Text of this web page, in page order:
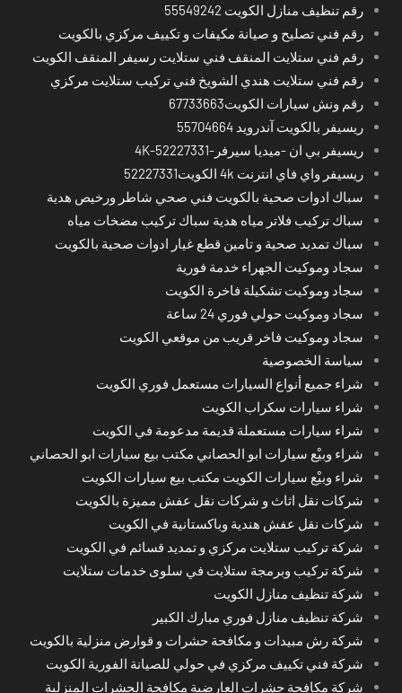
رقم تنظيف منازل الكويت 55549242
رقم فني تصليح و صيانة مكيفات و تكييف مركزي بالكويت
رقم فني ستلايت المنقف فني ستلايت رسيفر المنقف الكويت
رقم فني ستلايت هندي الشويخ فني تركيب ستلايت مركزي
رقم ونش سيارات الكويت67733663
ريسيفر بالكويت آندرويد 55704664
ريسيفر بي ان -ميديا سيرفر-4K-52227331
ريسيفر واي فاي انترنت 4k الكويت52227331
سباك ادوات صحية بالكويت فني صحي شاطر ورخيص هدية
سباك تركيب فلاتر مياه هدية سباك تركيب مضخات مياه
سباك تمديد صحية و تامين قطع غيار ادوات صحية بالكويت
سجاد وموكيت الجهراء خدمة فورية
سجاد وموكيت تشكيلة فاخرة الكويت
سجاد وموكيت حولي فوري 24 ساعة
سجاد وموكيت فاخر قريب من موقعي الكويت
سياسة الخصوصية
شراء جميع أنواع السيارات مستعمل فوري الكويت
شراء سيارات سكراب الكويت
شراء سيارات مستعملة قديمة مدعومة في الكويت
شراء وبيْع سيارات ابو الحصاني مكتب بيع سيارات ابو الحصاني
شراء وبيْع سيارات الكويت مكتب بيع سيارات الكويت
شركات نقل اثاث و شركات نقل عفش مميزة بالكويت
شركات نقل عفش هندية وباكستانية في الكويت
شركة تركيب ستلايت مركزي و تمديد قسائم في الكويت
شركة تركيب وبرمجة ستلايت في سلوى خدمات ستلايت
شركة تنظيف منازل الكويت
شركة تنظيف منازل فوري مبارك الكبير
شركة رش مبيدات و مكافحة حشرات و قوارض منزلية بالكويت
شركة فني تكييف مركزي في حولي للصيانة الفورية الكويت
شركة مكافحة حشرات العارضية مكافحة الحشرات المنزلية